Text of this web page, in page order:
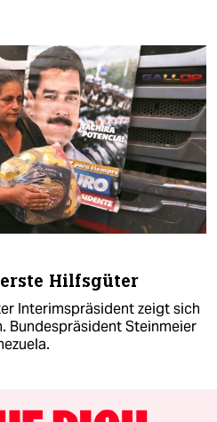
Hilfsgüter
Interimspräsident zeigt sich
Bundespräsident Steinmeier